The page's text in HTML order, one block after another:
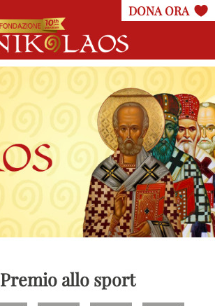
Premio allo sport